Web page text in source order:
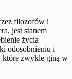
filozofów i
jest stanem
życia
odosobnieniu i
które zwykle giną w